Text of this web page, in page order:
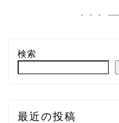
検索
最近の投稿